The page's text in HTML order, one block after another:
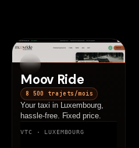
2025
Moov Ride
8 500 trajets/mois
Your taxi in Luxembourg,
hassle-free. Fixed price.
VTC · LUXEMBOURG